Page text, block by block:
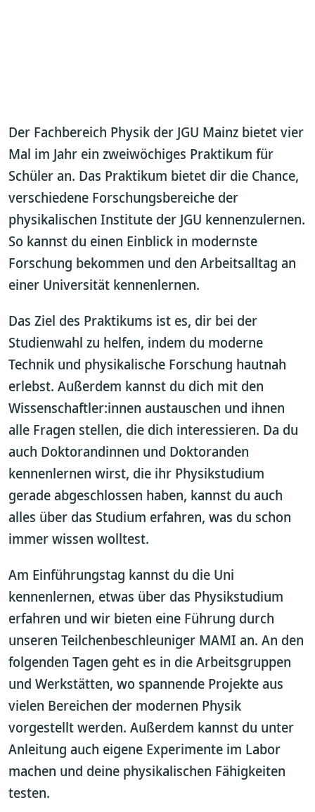
Der Fachbereich Physik der JGU Mainz bietet vier
Mal im Jahr ein zweiwöchiges Praktikum für
Schüler an. Das Praktikum bietet dir die Chance,
verschiedene Forschungsbereiche der
physikalischen Institute der JGU kennenzulernen.
So kannst du einen Einblick in modernste
Forschung bekommen und den Arbeitsalltag an
einer Universität kennenlernen.
Das Ziel des Praktikums ist es, dir bei der
Studienwahl zu helfen, indem du moderne
Technik und physikalische Forschung hautnah
erlebst. Außerdem kannst du dich mit den
Wissenschaftler:innen austauschen und ihnen
alle Fragen stellen, die dich interessieren. Da du
auch Doktorandinnen und Doktoranden
kennenlernen wirst, die ihr Physikstudium
gerade abgeschlossen haben, kannst du auch
alles über das Studium erfahren, was du schon
immer wissen wolltest.
Am Einführungstag kannst du die Uni
kennenlernen, etwas über das Physikstudium
erfahren und wir bieten eine Führung durch
unseren Teilchenbeschleuniger MAMI an. An den
folgenden Tagen geht es in die Arbeitsgruppen
und Werkstätten, wo spannende Projekte aus
vielen Bereichen der modernen Physik
vorgestellt werden. Außerdem kannst du unter
Anleitung auch eigene Experimente im Labor
machen und deine physikalischen Fähigkeiten
testen.